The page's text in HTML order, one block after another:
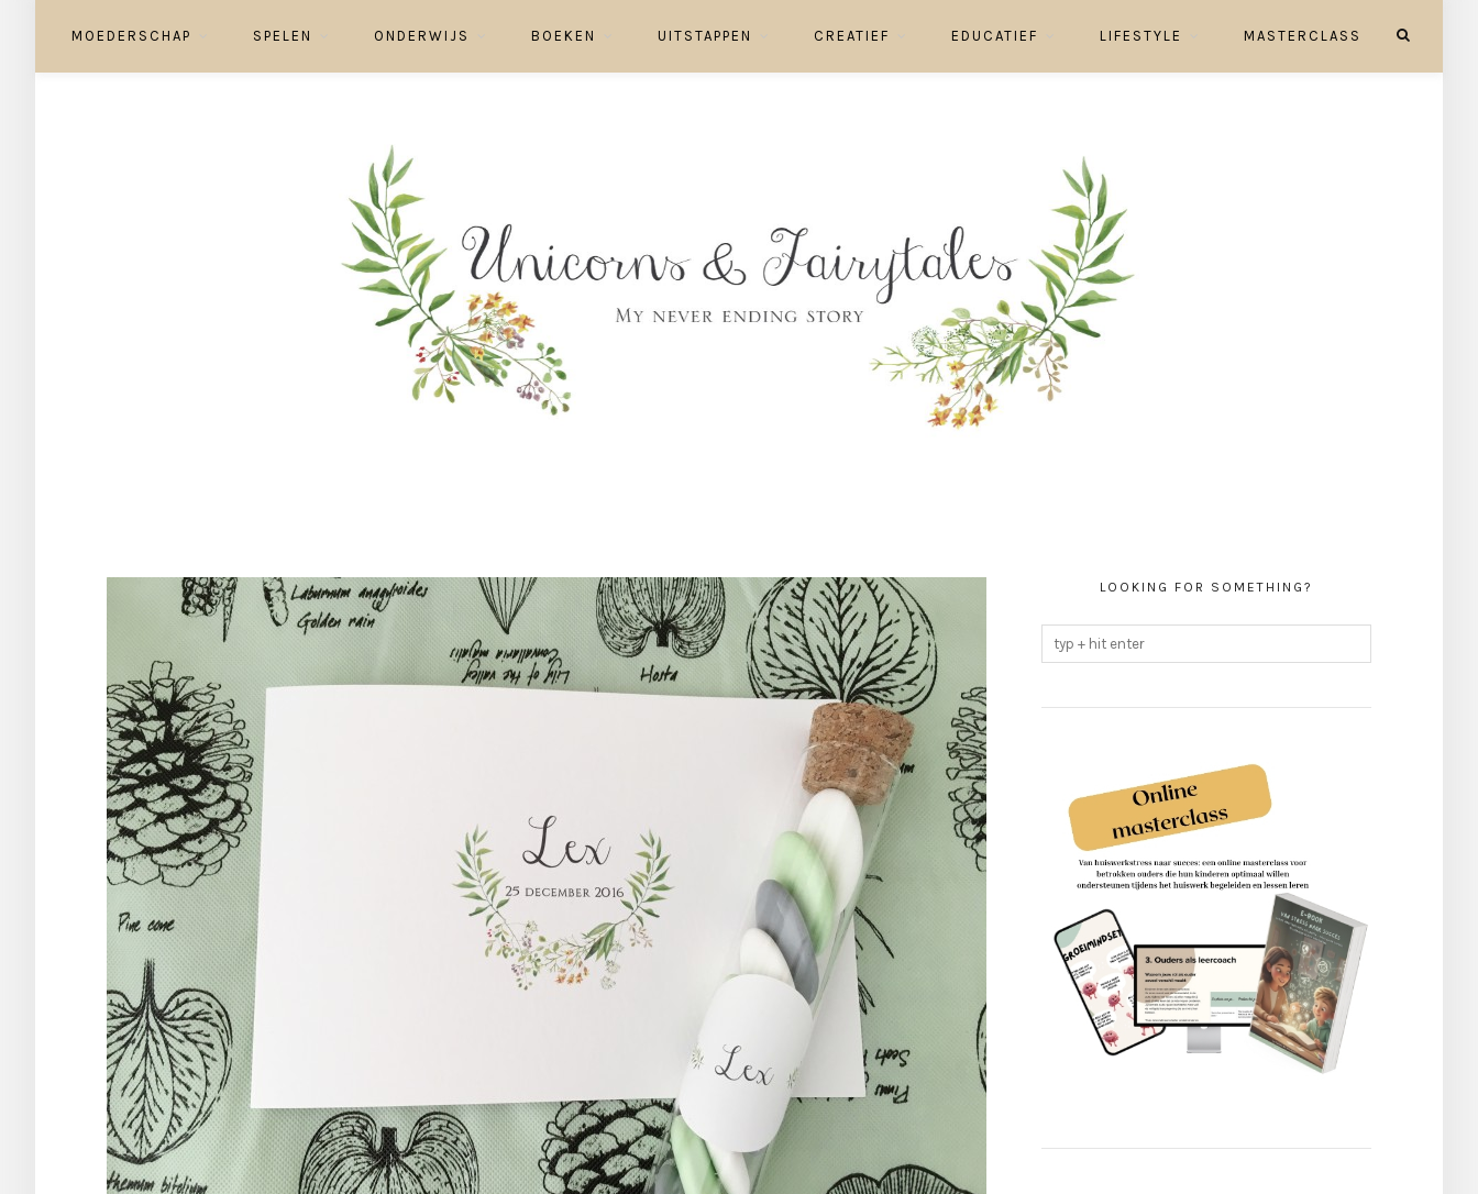
MOEDERSCHAP SPELEN ONDERWIJS BOEKEN UITSTAPPEN CREATIEF EDUCATIEF LIFESTYLE MASTERCLASS
LOOKING FOR SOMETHING?